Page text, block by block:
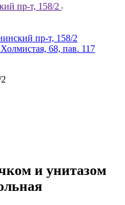
пр-т, 158/2
пр-т, 158/2
68, пав. 117
и унитазом